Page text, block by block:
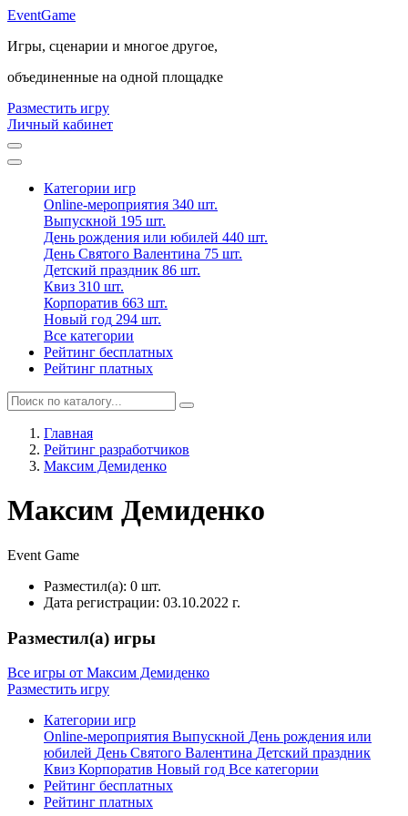
EventGame
Игры, сценарии и многое другое,
объединенные на одной площадке
Разместить игру
Личный кабинет
Категории игр
Online-мероприятия 340 шт.
Выпускной 195 шт.
День рождения или юбилей 440 шт.
День Святого Валентина 75 шт.
Детский праздник 86 шт.
Квиз 310 шт.
Корпоратив 663 шт.
Новый год 294 шт.
Все категории
Рейтинг бесплатных
Рейтинг платных
Главная
Рейтинг разработчиков
Максим Демиденко
Максим Демиденко
Event Game
Разместил(а): 0 шт.
Дата регистрации: 03.10.2022 г.
Разместил(а) игры
Все игры от Максим Демиденко
Разместить игру
Категории игр
Online-мероприятия Выпускной День рождения или
юбилей День Святого Валентина Детский праздник
Квиз Корпоратив Новый год Все категории
Рейтинг бесплатных
Рейтинг платных